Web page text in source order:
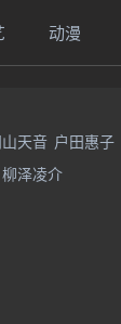
动漫
天音 户田惠子
柳泽凌介